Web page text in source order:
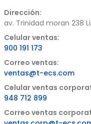
Dirección:
av. Trinidad moran 238
Celular ventas:
900 191 173
Correo ventas:
ventas@t-ecs.com
Celular ventas
948 712 899
Correo ventas